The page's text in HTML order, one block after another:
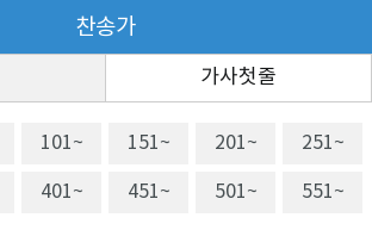
찬송가
가사첫줄
101~ 151~ 201~ 251~
401~ 451~ 501~ 551~